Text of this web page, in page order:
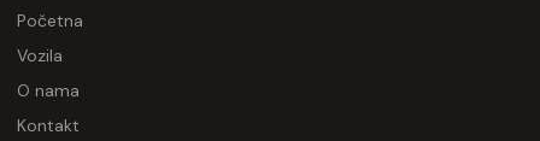
Početna
Vozila
O nama
Kontakt